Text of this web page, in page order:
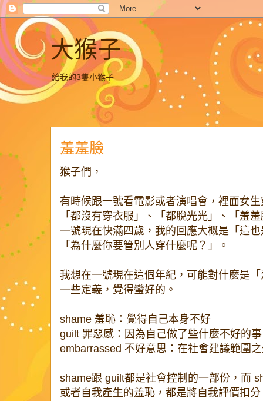
大猴子
給我的3隻小猴子
羞羞臉
猴子們，
有時候跟一號看電影或者演唱會，裡面女
「都沒有穿衣服」、「都脫光光」、「羞
一號現在快滿四歲，我的回應大概是「這
「為什麼你要管別人穿什麼呢？」。
我想在一號現在這個年紀，可能對什麼是
一些定義，覺得蠻好的。
shame 羞恥：覺得自己本身不好
guilt 罪惡感：因為自己做了些什麼不好的事
embarrassed 不好意思：在社會建議範圍
shame跟 guilt都是社會控制的一部份，而
或者自我產生的羞恥，都是將自我評價扣